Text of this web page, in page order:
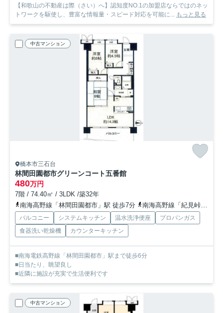
【和歌山の不動産は際（さい）へ】認知度NO.1の加盟店ならではのネッ
トワークを駆使し、豊富な情報量・スピード対応を可能に... もっと見る
中古マンション
橋本市三石台
林間田園都市グリーンコート五番館
480万円
7階 / 74.40㎡ / 3LDK /築32年
南海高野線「林間田園都市」駅 徒歩7分
南海高野線「紀見峠」駅 徒歩21分
バルコニー システムキッチン 温水洗浄便座
プロパンガス
食器洗い乾燥機
カウンターキッチン
■南海電鉄高野線「林間田園都市」駅まで徒歩6分
■日当たり、眺望良し
■近隣に施設が充実で生活便利です
中古マンション